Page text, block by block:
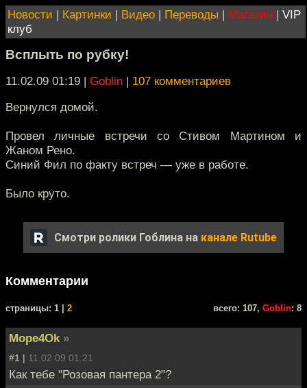
Новости | Картинки | Видео | Переводы | Магазин | VIP
клуб
Всплыть по рубку!
11.02.09 01:19 | Goblin | 107 комментариев
Вернулся домой.
Провел личные встречи со Стивом Мартином и
Жаном Рено.
Синий Фил по факту встреч — уже в работе.
Было круто.
Смотри ролики Гоблина на канале Rutube
Комментарии
cтраницы: 1 | 2 всего: 107, Goblin: 8
Mope4Ok »
#1 | 11.02.09 01:21
Как тебе "Розовая пантера 2"?